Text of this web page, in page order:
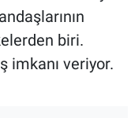
biri.
imkanı veriyor.